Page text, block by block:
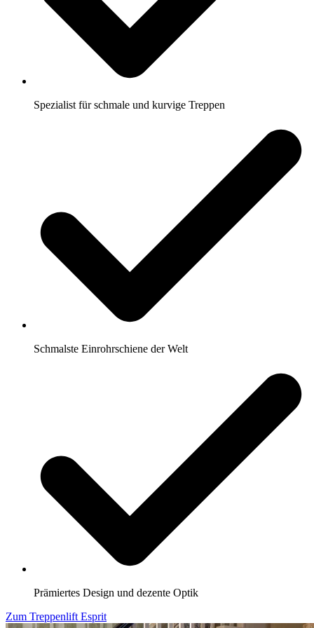
Spezialist für schmale und kurvige Treppen
Schmalste Einrohrschiene der Welt
Prämiertes Design und dezente Optik
Zum Treppenlift Esprit